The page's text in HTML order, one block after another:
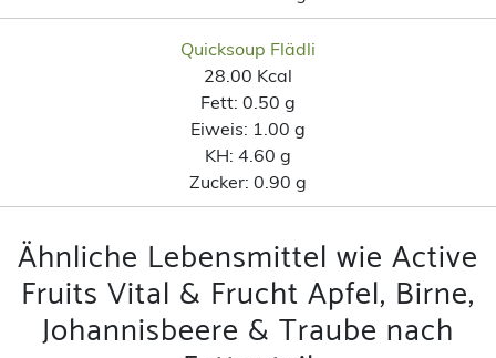
Quicksoup Flädli
28.00 Kcal
Fett: 0.50 g
Eiweis: 1.00 g
KH: 4.60 g
Zucker: 0.90 g
Ähnliche Lebensmittel wie Active
Fruits Vital & Frucht Apfel, Birne,
Johannisbeere & Traube nach